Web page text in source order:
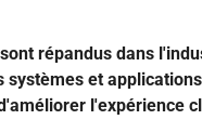
répandus dans
et
l'expérience